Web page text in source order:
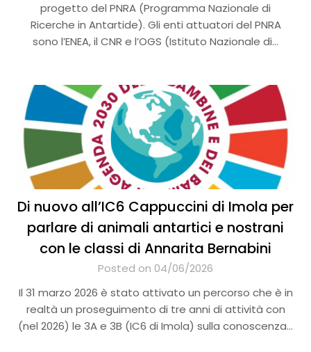
progetto del PNRA (Programma Nazionale di
Ricerche in Antartide). Gli enti attuatori del PNRA
sono l’ENEA, il CNR e l’OGS (Istituto Nazionale di…
Di nuovo all’IC6 Cappuccini di Imola per
parlare di animali antartici e nostrani
con le classi di Annarita Bernabini
Posted on 04/06/2026
Il 31 marzo 2026 è stato attivato un percorso che è in
realtà un proseguimento di tre anni di attività con
(nel 2026) le 3A e 3B (IC6 di Imola) sulla conoscenza…